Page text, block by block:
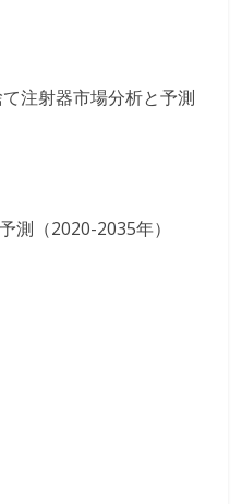
注射器市場分析と予測
測（2020-2035年）